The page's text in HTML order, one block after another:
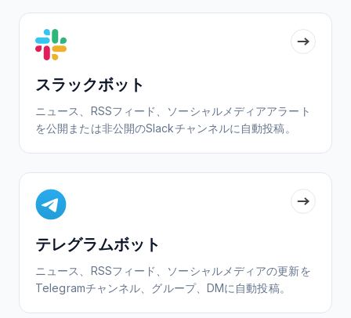
スラックボット
ニュース、RSSフィード、ソーシャルメディアアラート
を公開または非公開のSlackチャンネルに自動投稿。
テレグラムボット
ニュース、RSSフィード、ソーシャルメディアの更新を
Telegramチャンネル、グループ、DMに自動投稿。